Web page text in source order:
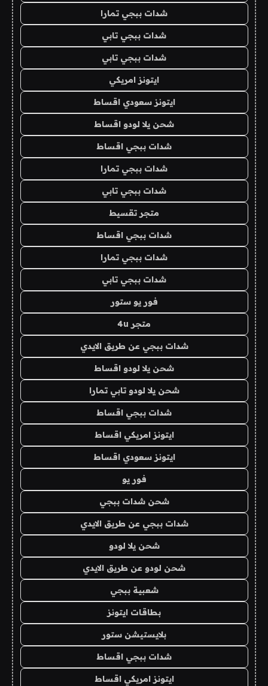
شدات ببجي تمارا
شدات ببجي تابي
شدات ببجي تابي
ايتونز امريكي
ايتونز سعودي اقساط
شحن يلا لودو اقساط
شدات ببجي اقساط
شدات ببجي تمارا
شدات ببجي تابي
متجر تقسيط
شدات ببجي اقساط
شدات ببجي تمارا
شدات ببجي تابي
فور يو ستور
متجر 4u
شدات ببجي عن طريق الايدي
شحن يلا لودو اقساط
شحن يلا لودو تابي تمارا
شدات ببجي اقساط
ايتونز امريكي اقساط
ايتونز سعودي اقساط
فور يو
شحن شدات ببجي
شدات ببجي عن طريق الايدي
شحن يلا لودو
شحن لودو عن طريق الايدي
شعبية ببجي
بطاقات ايتونز
بلايستيشن ستور
شدات ببجي اقساط
ايتونز امريكي اقساط